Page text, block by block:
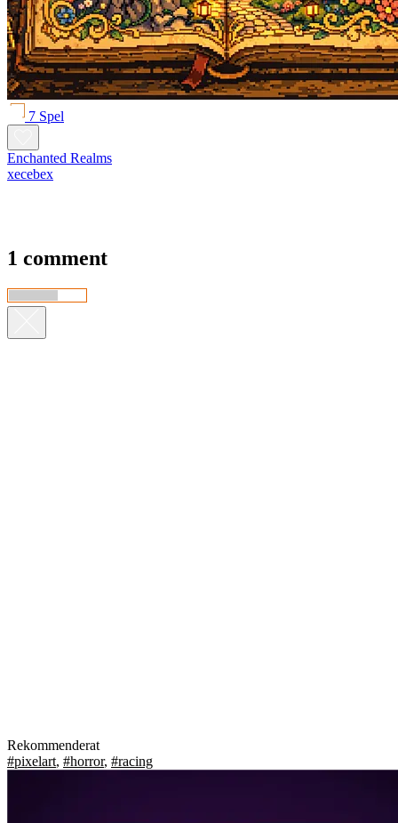
7 Spel
Enchanted Realms
xecebex
1 comment
Rekommenderat
#pixelart, #horror, #racing